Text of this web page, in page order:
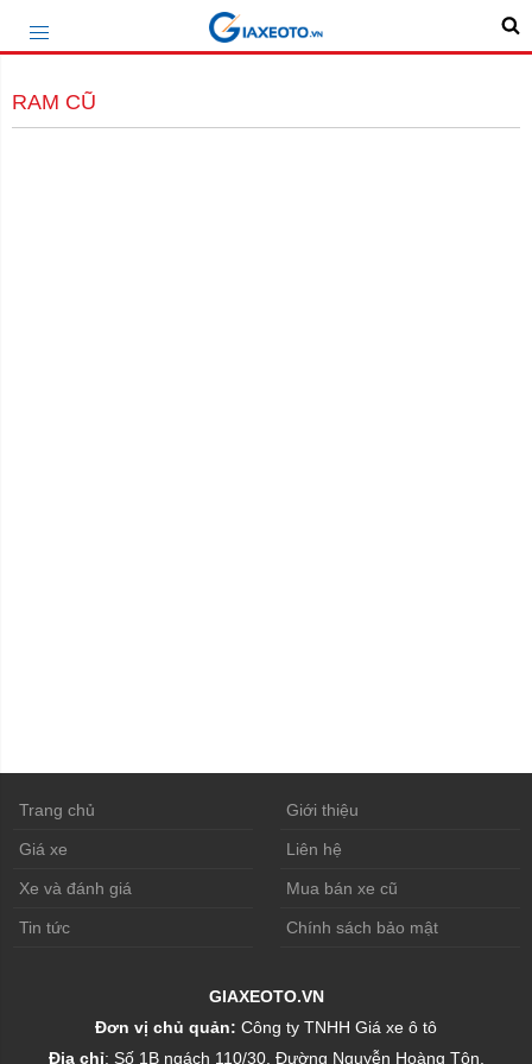
RAM CŨ
Trang chủ Giới thiệu
Giá xe Liên hệ
Xe và đánh giá Mua bán xe cũ
Tin tức Chính sách bảo mật
GIAXEOTO.VN
Đơn vị chủ quản: Công ty TNHH Giá xe ô tô
Địa chỉ: Số 1B ngách 110/30, Đường Nguyễn Hoàng Tôn,